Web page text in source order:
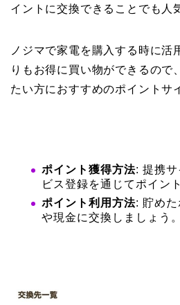
イントに交換できることでも人
ノジマで家電を購入する時に活
りもお得に買い物ができるので
たい方におすすめのポイントサ
ポイント獲得方法: 提携
ビス登録を通じてポイン
ポイント利用方法: 貯めた
や現金に交換しましょう。